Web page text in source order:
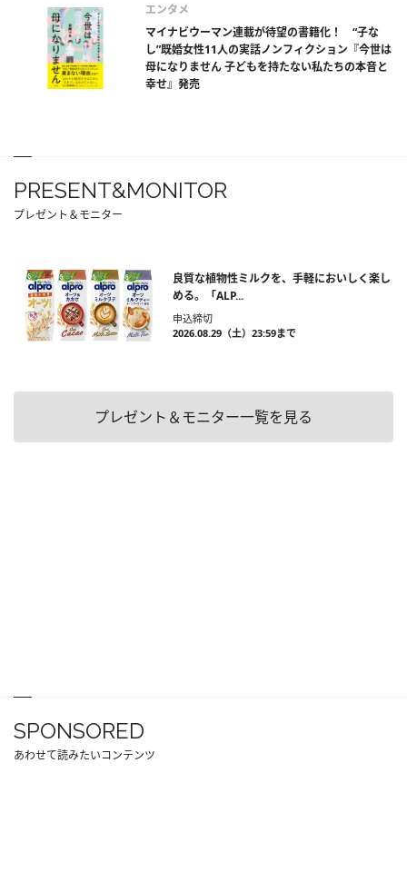
エンタメ
マイナビウーマン連載が待望の書籍化！ “子な
し”既婚女性11人の実話ノンフィクション『今世は
母になりません 子どもを持たない私たちの本音と
幸せ』発売
PRESENT&MONITOR
プレゼント＆モニター
良質な植物性ミルクを、手軽においしく楽し
める。「ALP...
申込締切
2026.08.29（土）23:59まで
プレゼント＆モニター一覧を見る
SPONSORED
あわせて読みたいコンテンツ